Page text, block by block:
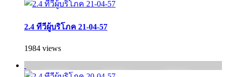
2.4 ทีวีผู้บริโภค 21-04-57
1984 views